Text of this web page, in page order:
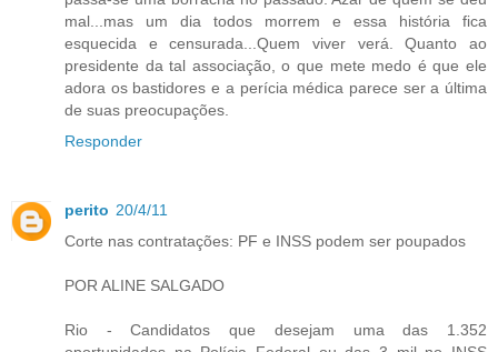
mal...mas um dia todos morrem e essa história fica
esquecida e censurada...Quem viver verá. Quanto ao
presidente da tal associação, o que mete medo é que ele
adora os bastidores e a perícia médica parece ser a última
de suas preocupações.
Responder
perito 20/4/11
Corte nas contratações: PF e INSS podem ser poupados
POR ALINE SALGADO
Rio - Candidatos que desejam uma das 1.352